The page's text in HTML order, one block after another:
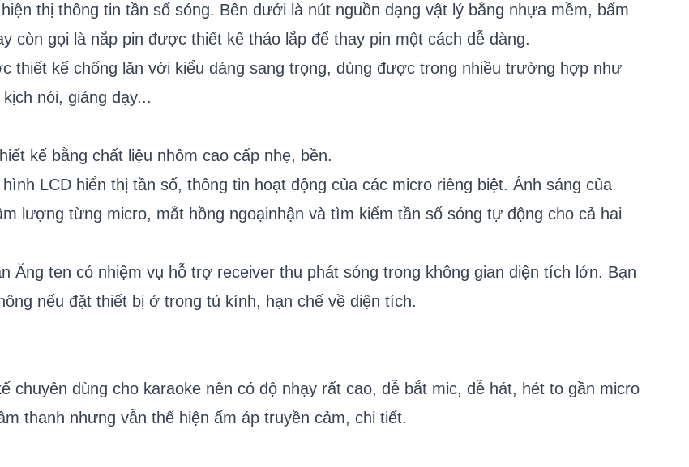
thị thông tin tần số sóng. Bên dưới là nút nguồn dạng vật lý bằng nhựa mềm, bấm
còn gọi là nắp pin được thiết kế tháo lắp để thay pin một cách dễ dàng.
thiết kế chống lăn với kiểu dáng sang trọng, dùng được trong nhiều trường hợp như
nói, giảng dạy...
kế bằng chất liệu nhôm cao cấp nhẹ, bền.
hình LCD hiển thị tần số, thông tin hoạt động của các micro riêng biệt. Ánh sáng của
lượng từng micro, mắt hồng ngoạinhận và tìm kiếm tần số sóng tự động cho cả hai
Ăng ten có nhiệm vụ hỗ trợ receiver thu phát sóng trong không gian diện tích lớn. Bạn
nếu đặt thiết bị ở trong tủ kính, hạn chế về diện tích.
chuyên dùng cho karaoke nên có độ nhạy rất cao, dễ bắt mic, dễ hát, hét to gần micro
thanh nhưng vẫn thể hiện ấm áp truyền cảm, chi tiết.